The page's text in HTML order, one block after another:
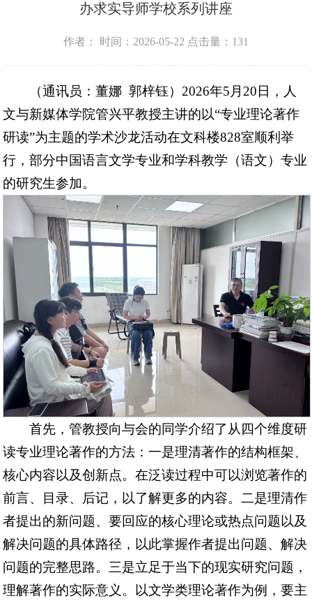
办求实导师学校系列讲座
作者： 时间：2026-05-22 点击量： 131
（通讯员：董娜 郭梓钰）2026年5月20日，人
文与新媒体学院管兴平教授主讲的以“专业理论著作
研读”为主题的学术沙龙活动在文科楼828室顺利举
行，部分中国语言文学专业和学科教学（语文）专业
的研究生参加。
首先，管教授向与会的同学介绍了从四个维度研
读专业理论著作的方法：一是理清著作的结构框架、
核心内容以及创新点。在泛读过程中可以浏览著作的
前言、目录、后记，以了解更多的内容。二是理清作
者提出的新问题、要回应的核心理论或热点问题以及
解决问题的具体路径，以此掌握作者提出问题、解决
问题的完整思路。三是立足于当下的现实研究问题，
理解著作的实际意义。以文学类理论著作为例，要主